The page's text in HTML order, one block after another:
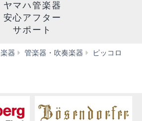
ヤマハ管楽器
安心アフター
サポート
楽器 管楽器・吹奏楽器
ピッコロ